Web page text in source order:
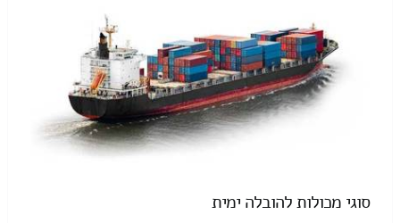
סוגי מכולות להובלה ימית